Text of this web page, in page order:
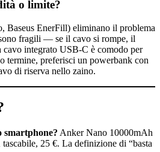
o limite?
Baseus EnerFill) eliminano il problema
fragili — se il cavo si rompe, il
integrato USB-C è comodo per
termine, preferisci un powerbank con
di riserva nello zaino.
smartphone? Anker Nano 10000mAh
25 €. La definizione di “basta